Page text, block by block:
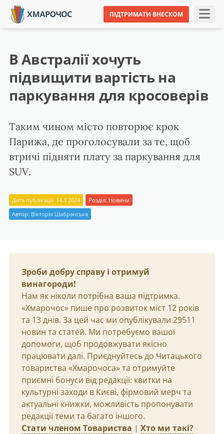
ПІДТРИМАТИ ВНЕСКОМ
В Австралії хочуть
підвищити вартість на
паркування для кросоверів
Таким чином місто повторює крок
Парижа, де проголосували за те, щоб
втричі підняти плату за паркування для
SUV.
Дата публікації: 14.3.2024 Розділ: Новини
Автор: Вікторія Шабранська
Зроби добру справу і отримуй
винагороди!
Нам як ніколи потрібна ваша підтримка.
«Хмарочос» пише про розвиток міст 12 років
та 13 днів. За цей час ми опублікували 29511
новин та статей. Ми потребуємо вашої
допомоги, щоб продовжувати якісно
працювати далі. Приєднуйтесь до Читацького
товариства «Хмарочоса» та отримуйте
приємні бонуси від редакції: квитки на
культурні заходи в Києві, фірмовий мерч та
актуальні книжки, можливість пропонувати
редакції теми та багато іншого.
Стати членом Товариства | Хто ми такі?